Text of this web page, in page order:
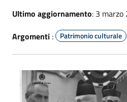
Ultimo aggiornamento: 3 marzo
Argomenti : Patrimonio culturale
Mario